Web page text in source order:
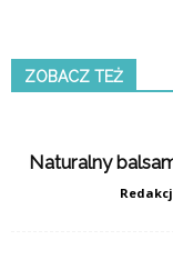
ZOBACZ TEŻ
Naturalny